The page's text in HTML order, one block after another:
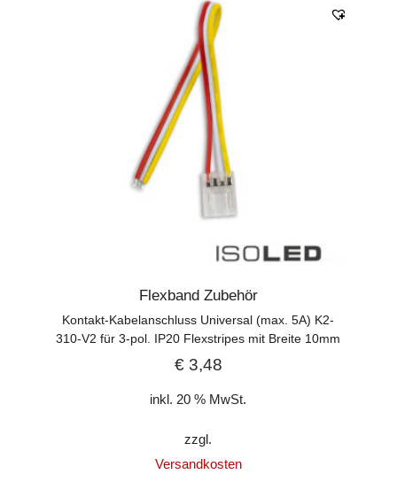
Flexband Zubehör
Kontakt-Kabelanschluss Universal (max. 5A) K2-
310-V2 für 3-pol. IP20 Flexstripes mit Breite 10mm
€3,48
inkl. 20 % MwSt.
zzgl.
Versandkosten